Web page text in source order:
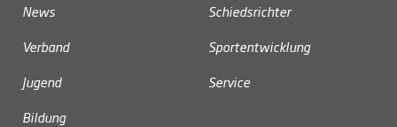
News
Verband
Jugend
Bildung
Schiedsrichter
Sportentwicklung
Service